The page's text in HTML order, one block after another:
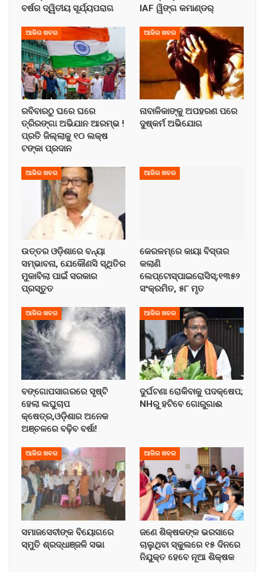
ବର୍ଷର ଦ୍ୱିତୀୟ ସୂର୍ଯ୍ୟପରାଗ
IAF ୱିଙ୍ଗ କମାଣ୍ଡର୍
ଆଜିର ଖବର
ରବିବାରଠୁ ଘରେ ଘରେ
ତ୍ରିରଙ୍ଗା ଅଭିଯାନ ଆରମ୍ଭ !
ପ୍ରତି ଜିଲ୍ଲାକୁ ୧୦ ଲକ୍ଷ
ଟଙ୍କା ପ୍ରଦାନ
ଆଜିର ଖବର
ନାବାଳିକାଙ୍କୁ ଅପହରଣ ପରେ
ଦୁଷ୍କର୍ମ ଅଭିଯୋଗ
ଆଜିର ଖବର
ଉତ୍ତର ଓଡ଼ିଶାରେ ବନ୍ୟା
ସମ୍ଭାବନା, ଯେକୌଣସି ସ୍ଥିତିର
ମୁକାବିଲା ପାଇଁ ସରକାର
ପ୍ରସ୍ତୁତ
ଆଜିର ଖବର
କେରଳମ୍‌ରେ କାୟା ବିସ୍ତାର
କଲାଣି
ଲେପ୍ଟୋସ୍ପାଇରୋସିସ୍;୧୩୫୨
ସଂକ୍ରମିତ, ୫୮ ମୃତ
ଆଜିର ଖବର
ବଙ୍ଗୋପସାଗରରେ ସୃଷ୍ଟି
ହେଲା ଲଘୁଚାପ
କ୍ଷେତ୍ର,ଓଡ଼ିଶାର ଅନେକ
ଅଞ୍ଚଳରେ ବଢ଼ିବ ବର୍ଷା!
ଆଜିର ଖବର
ଦୁର୍ଘଟଣା ରୋକିବାକୁ ପଦକ୍ଷେପ;
NHରୁ ହଟିବେ ଗୋରୁଗାଈ
ଆଜିର ଖବର
ସମାଜସେବୀଙ୍କ ବିୟୋଗରେ
ସ୍ମୁତି ଶ୍ରଦ୍ଧାଞ୍ଜଳି ସଭା
ଆଜିର ଖବର
ଜଣେ ଶିକ୍ଷକଙ୍କ ଭରସାରେ
ଚାଲୁଥିବା ସ୍କୁଲରେ ୧୫ ଦିନରେ
ନିଯୁକ୍ତ ହେବେ ନୂଆ ଶିକ୍ଷକ